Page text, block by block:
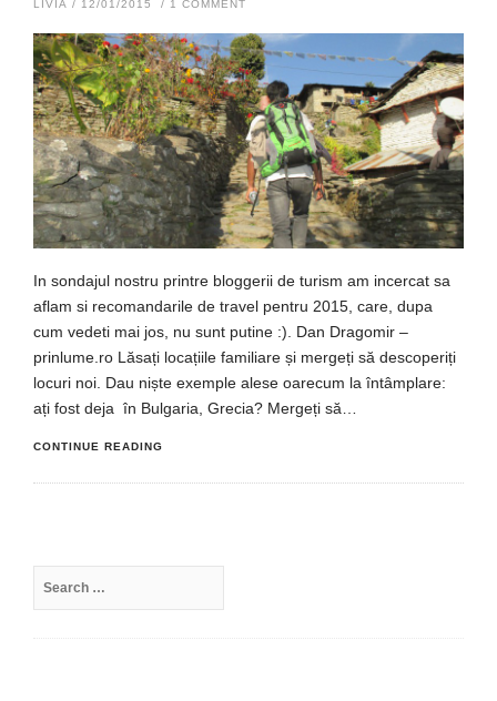
LIVIA / 12/01/2015 / 1 COMMENT
In sondajul nostru printre bloggerii de turism am incercat sa
aflam si recomandarile de travel pentru 2015, care, dupa
cum vedeti mai jos, nu sunt putine :). Dan Dragomir –
prinlume.ro Lăsați locațiile familiare și mergeți să descoperiți
locuri noi. Dau niște exemple alese oarecum la întâmplare:
ați fost deja în Bulgaria, Grecia? Mergeți să…
CONTINUE READING
for: